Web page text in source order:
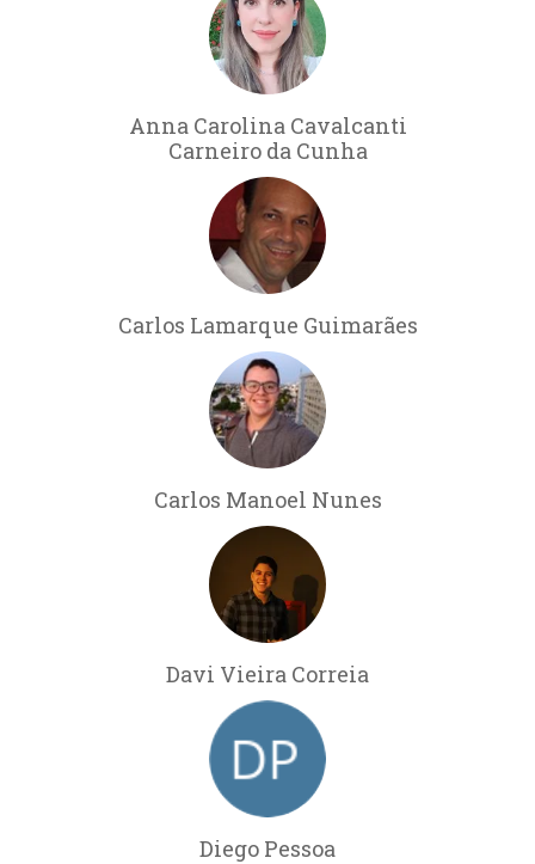
Anna Carolina Cavalcanti
Carneiro da Cunha
Carlos Lamarque Guimarães
Carlos Manoel Nunes
Davi Vieira Correia
Diego Pessoa